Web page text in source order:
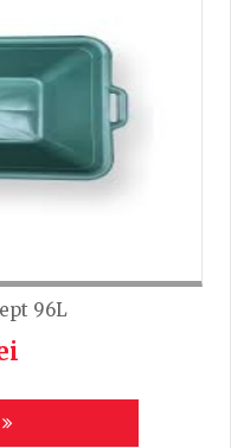
96L